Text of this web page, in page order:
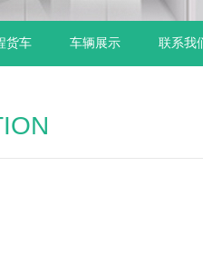
货车 车辆展示 联系我